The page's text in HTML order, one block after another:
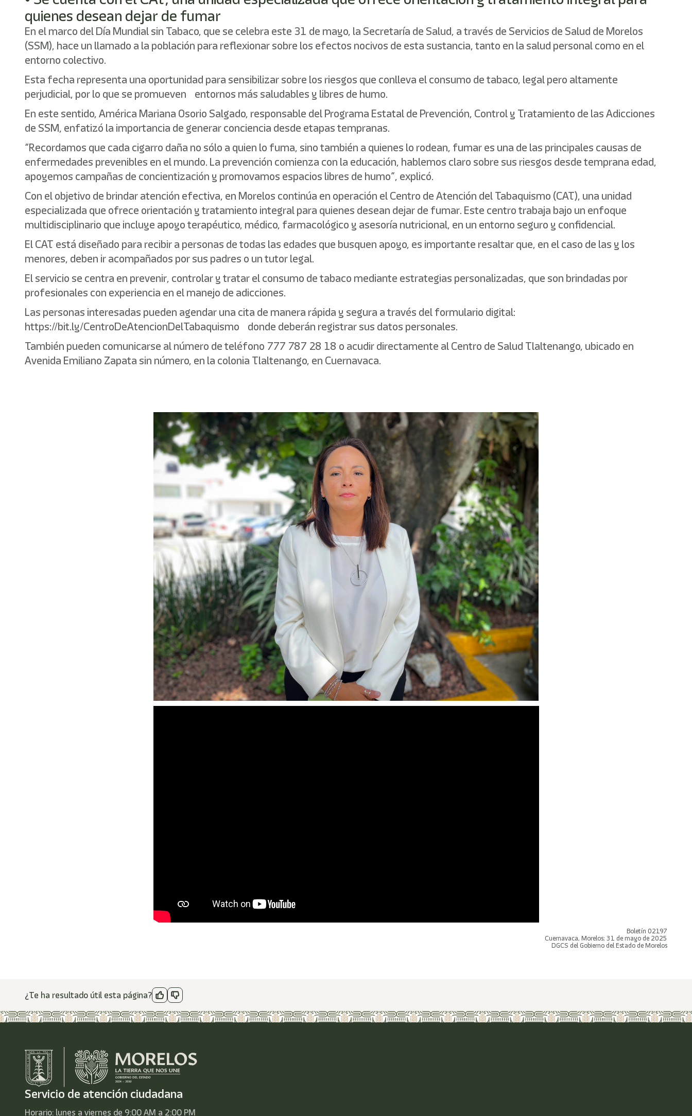
quienes desean dejar de fumar
En el marco del Día Mundial sin Tabaco, que se celebra este 31 de mayo, la Secretaría de Salud, a través de Servicios de Salud de Morelos
(SSM), hace un llamado a la población para reflexionar sobre los efectos nocivos de esta sustancia, tanto en la salud personal como en el
entorno colectivo.
Esta fecha representa una oportunidad para sensibilizar sobre los riesgos que conlleva el consumo de tabaco, legal pero altamente
perjudicial, por lo que se promueven entornos más saludables y libres de humo.
En este sentido, América Mariana Osorio Salgado, responsable del Programa Estatal de Prevención, Control y Tratamiento de las Adicciones
de SSM, enfatizó la importancia de generar conciencia desde etapas tempranas.
“Recordamos que cada cigarro daña no sólo a quien lo fuma, sino también a quienes lo rodean, fumar es una de las principales causas de
enfermedades prevenibles en el mundo. La prevención comienza con la educación, hablemos claro sobre sus riesgos desde temprana edad,
apoyemos campañas de concientización y promovamos espacios libres de humo”, explicó.
Con el objetivo de brindar atención efectiva, en Morelos continúa en operación el Centro de Atención del Tabaquismo (CAT), una unidad
especializada que ofrece orientación y tratamiento integral para quienes desean dejar de fumar. Este centro trabaja bajo un enfoque
multidisciplinario que incluye apoyo terapéutico, médico, farmacológico y asesoría nutricional, en un entorno seguro y confidencial.
El CAT está diseñado para recibir a personas de todas las edades que busquen apoyo, es importante resaltar que, en el caso de las y los
menores, deben ir acompañados por sus padres o un tutor legal.
El servicio se centra en prevenir, controlar y tratar el consumo de tabaco mediante estrategias personalizadas, que son brindadas por
profesionales con experiencia en el manejo de adicciones.
Las personas interesadas pueden agendar una cita de manera rápida y segura a través del formulario digital:
https://bit.ly/CentroDeAtencionDelTabaquismo donde deberán registrar sus datos personales.
También pueden comunicarse al número de teléfono 777 787 28 18 o acudir directamente al Centro de Salud Tlaltenango, ubicado en
Avenida Emiliano Zapata sin número, en la colonia Tlaltenango, en Cuernavaca.
Boletín 02197
Cuernavaca, Morelos; 31 de mayo de 2025
DGCS del Gobierno del Estado de Morelos
¿Te ha resultado útil esta página?
Servicio de atención ciudadana
Horario: lunes a viernes de 9:00 AM a 2:00 PM